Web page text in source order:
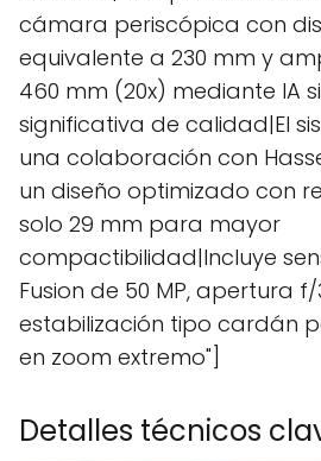
cámara periscópica con
equivalente a 230 mm y
460 mm (20x) mediante IA
significativa de calidad|El
una colaboración con
un diseño optimizado con
solo 29 mm para mayor
compactibilidad|Incluye
Fusion de 50 MP, apertura f/
estabilización tipo cardán
en zoom extremo"]
Detalles técnicos